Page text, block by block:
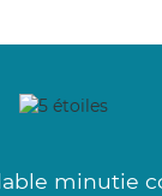
minutie